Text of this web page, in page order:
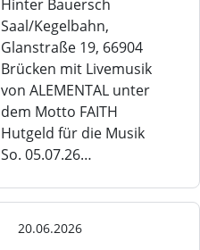
Hinter Bauersch
Saal/Kegelbahn,
Glanstraße 19, 66904
Brücken mit Livemusik
von ALEMENTAL unter
dem Motto FAITH
Hutgeld für die Musik
So. 05.07.26…
20.06.2026